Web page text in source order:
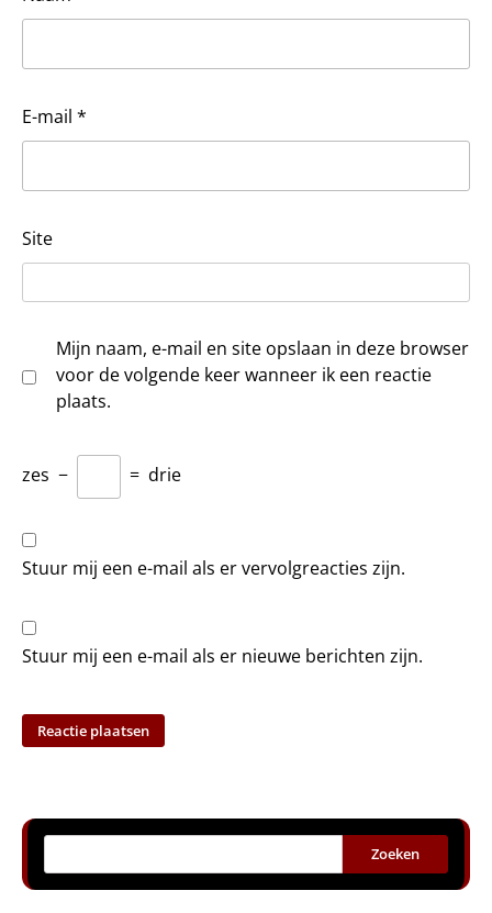
E-mail *
Site
Mijn naam, e-mail en site opslaan in deze browser
voor de volgende keer wanneer ik een reactie
plaats.
zes − = drie
Stuur mij een e-mail als er vervolgreacties zijn.
Stuur mij een e-mail als er nieuwe berichten zijn.
Zoeken